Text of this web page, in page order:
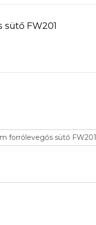
sütő FW201
forrólevegős sütő FW201